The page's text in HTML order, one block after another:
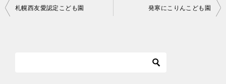
投
札幌西友愛認定こども園 発寒にこりんこども園